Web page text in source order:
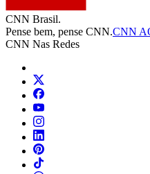
CNN Brasil.
Pense bem, pense CNN.CNN
CNN Nas Redes